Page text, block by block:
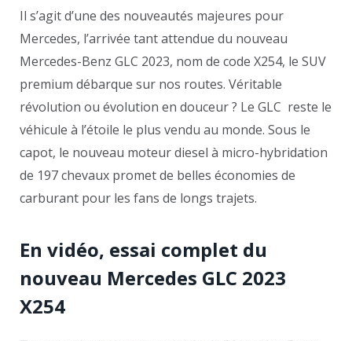
Il s’agit d’une des nouveautés majeures pour
Mercedes, l’arrivée tant attendue du nouveau
Mercedes-Benz GLC 2023, nom de code X254, le SUV
premium débarque sur nos routes. Véritable
révolution ou évolution en douceur ? Le GLC reste le
véhicule à l’étoile le plus vendu au monde. Sous le
capot, le nouveau moteur diesel à micro-hybridation
de 197 chevaux promet de belles économies de
carburant pour les fans de longs trajets.
En vidéo, essai complet du
nouveau Mercedes GLC 2023
X254